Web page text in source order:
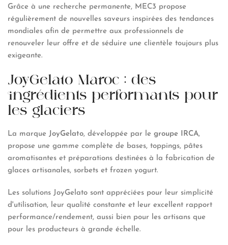
Grâce à une recherche permanente, MEC3 propose
régulièrement de nouvelles saveurs inspirées des tendances
mondiales afin de permettre aux professionnels de
renouveler leur offre et de séduire une clientèle toujours plus
exigeante.
JoyGelato Maroc : des
ingrédients performants pour
les glaciers
La marque JoyGelato, développée par le groupe IRCA,
propose une gamme complète de bases, toppings, pâtes
aromatisantes et préparations destinées à la fabrication de
glaces artisanales, sorbets et frozen yogurt.
Les solutions JoyGelato sont appréciées pour leur simplicité
d'utilisation, leur qualité constante et leur excellent rapport
performance/rendement, aussi bien pour les artisans que
pour les producteurs à grande échelle.